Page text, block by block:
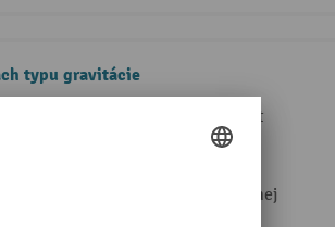
typu gravitácie
prostrediu gravitačných paliet
vzduchu a stohovanie v jednej